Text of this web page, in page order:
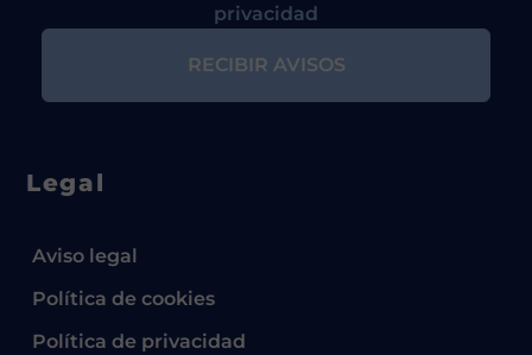
privacidad
Legal
Aviso legal
Política de cookies
Política de privacidad